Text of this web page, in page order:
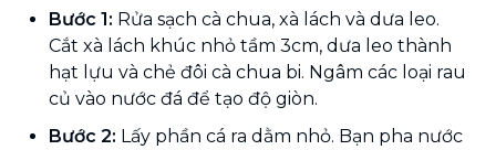
Bước 1: Rửa sạch cà chua, xà lách và dưa leo.
Cắt xà lách khúc nhỏ tầm 3cm, dưa leo thành
hạt lựu và chẻ đôi cà chua bi. Ngâm các loại rau
củ vào nước đá để tạo độ giòn.
Bước 2: Lấy phần cá ra dằm nhỏ. Bạn pha nước